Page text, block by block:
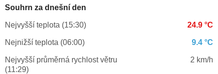
Souhrn za dnešní den
Nejvyšší teplota (15:30) 24.9 °C
Nejnižší teplota (06:00) 9.4 °C
Nejvyšší průměrná rychlost větru
(11:29)
2 km/h